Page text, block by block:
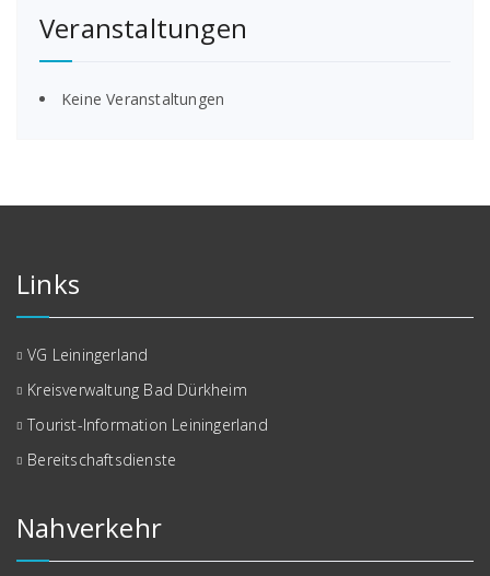
Veranstaltungen
Keine Veranstaltungen
Links
VG Leiningerland
Kreisverwaltung Bad Dürkheim
Tourist-Information Leiningerland
Bereitschaftsdienste
Nahverkehr